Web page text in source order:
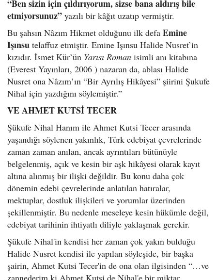
“Ben sizin için çıldırıyorum, sizse bana aldırış bile
etmiyorsunuz” yazılı bir kâğıt uzatıp vermiştir.
Bu şahsın Nâzım Hikmet olduğunu ilk defa Emine
Işınsu telaffuz etmiştir. Emine Işınsu Halide Nusret’in
kızıdır. İsmet Kür’ün Yarısı Roman isimli anı kitabına
(Everest Yayınları, 2006 ) nazaran da, ablası Halide
Nusret ona Nâzım’ın “Bir Ayrılış Hikâyesi” şiirini Şukufe
Nihal için yazdığını söylemiştir.”
VE AHMET KUTSİ TECER
Şükufe Nihal Hanım ile Ahmet Kutsi Tecer arasında
yaşandığı söylenen yakınlık, Türk edebiyat çevrelerinde
zaman zaman anılan, ancak ayrıntıları bütünüyle
belgelenmiş, açık ve kesin bir aşk hikâyesi olarak kayıt
altına alınmış bir ilişki değildir. Bu konu daha çok
dönemin edebi çevrelerinde anlatılan hatıralar,
mektuplar, dostluk ilişkileri ve yorumlar üzerinden
şekillenmiştir. Bu nedenle meseleye kesin hükümle değil,
edebiyat tarihinin ihtiyatlı diliyle yaklaşmak gerekir.
Şükufe Nihal'in kendisi her zaman çok yakın bulduğu
Halide Nusret kendisi ile yapılan söyleşide, bir başka
şairin, Ahmet Kutsi Tecer'in de ona olan ilgisinden “…ve
zannederim ki Ahmet Kutsi de Nihal'e bir miktar